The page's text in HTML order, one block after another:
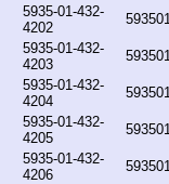
5935-01-432-
4202
5935-01-432-
4203
5935-01-432-
4204
5935-01-432-
4205
5935-01-432-
4206